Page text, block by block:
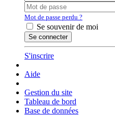
Mot de passe perdu ?
Se souvenir de moi
S'inscrire
Aide
Gestion du site
Tableau de bord
Base de données